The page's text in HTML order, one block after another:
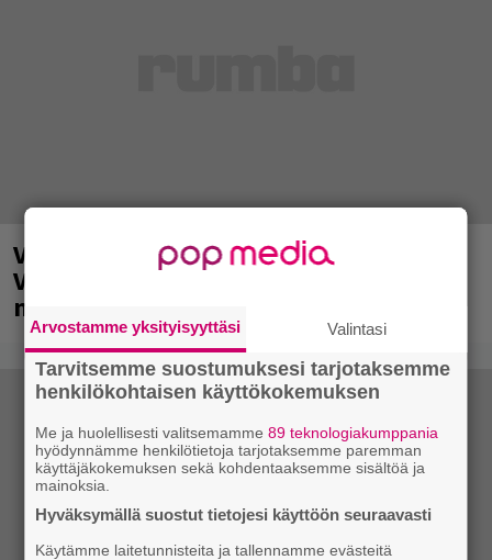
Valtava Yle 100 vuotta -tapahtuma
Veikkaus Arenalla syyskuussa – muista
myös metalliklassikot-konsertti
Arvostamme yksityisyyttäsi Valintasi
Tarvitsemme suostumuksesi tarjotaksemme
henkilökohtaisen käyttökokemuksen
Me ja huolellisesti valitsemamme89 teknologiakumppania
hyödynnämme henkilötietoja tarjotaksemme paremman
käyttäjäkokemuksen sekä kohdentaaksemme sisältöä ja
mainoksia.
Hyväksymällä suostut tietojesi käyttöön seuraavasti
Käytämme laitetunnisteita ja tallennamme evästeitä